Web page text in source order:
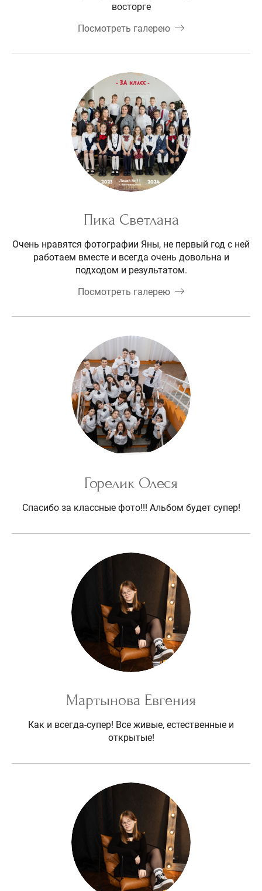
восторге
Посмотреть галерею
Пика Светлана
Очень нравятся фотографии Яны, не первый год с ней
работаем вместе и всегда очень довольна и
подходом и результатом.
Посмотреть галерею
Горелик Олеся
Спасибо за классные фото!!! Альбом будет супер!
Мартынова Евгения
Как и всегда-супер! Все живые, естественные и
открытые!